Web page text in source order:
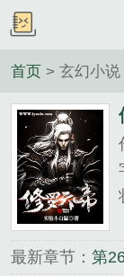
首页 > 玄幻小说
最新章节： 第